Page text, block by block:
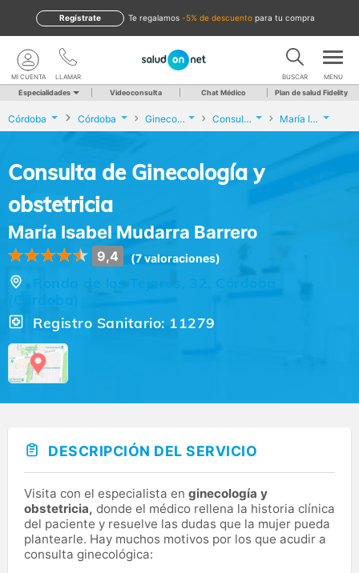
te regalamos -5% de descuento para tu compra
Regístrate
LLAMAR
MI CUENTA BUSCAR MENU
Especialidades Videoconsulta Chat Médico Plan de salud Fidelity
Córdoba Córdoba Ginecología y Obstetricia Consulta de Ginecología y obstetricia María Isabel Mudarra Barrero
Consulta de Ginecología y
obstetricia
María Isabel Mudarra Barrero
9,4 (7 valoraciones)
Ronda de los Tejares, 32, Córdoba
(Córdoba)
Registro Sanitario: 11279
DESCRIPCIÓN DEL SERVICIO
Visita con el especialista en ginecología y
obstetricia, donde el médico rellena la historia clínica
del paciente y resuelve las dudas que la mujer pueda
plantearle. Hay muchos motivos por los que acudir a
consulta ginecológica: